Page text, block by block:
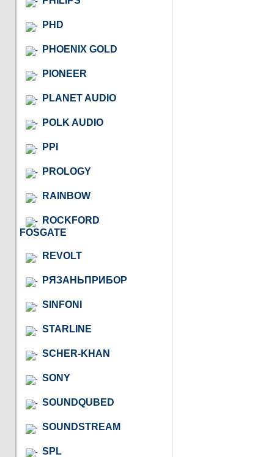
PHD
PHOENIX GOLD
PIONEER
PLANET AUDIO
POLK AUDIO
PPI
PROLOGY
RAINBOW
ROCKFORD
FOSGATE
REVOLT
РЯЗАНЬПРИБОР
SINFONI
STARLINE
SCHER-KHAN
SONY
SOUNDQUBED
SOUNDSTREAM
SPL